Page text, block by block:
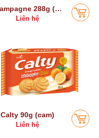
Champagne 288g (bơ sữa)
Liên hệ
Calty 90g (cam)
Liên hệ